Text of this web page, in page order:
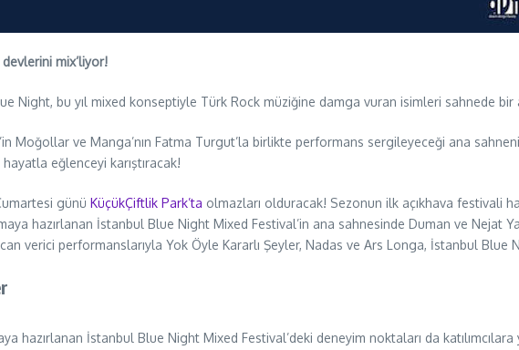
mix’liyor!
Night, bu yıl mixed konseptiyle Türk Rock müziğine damga vuran isimleri sahnede
Moğollar ve Manga’nın Fatma Turgut’la birlikte performans sergileyeceği ana
eğlenceyi karıştıracak!
günü KüçükÇiftlik Park’ta olmazları olduracak! Sezonun ilk açıkhava festivali
hazırlanan İstanbul Blue Night Mixed Festival’in ana sahnesinde Duman ve Nejat
verici performanslarıyla Yok Öyle Kararlı Şeyler, Nadas ve Ars Longa, İstanbul
hazırlanan İstanbul Blue Night Mixed Festival’deki deneyim noktaları da